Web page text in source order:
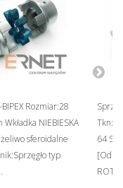
Rozmiar:28
NIEBIESKA
sferoidalne
typ
64